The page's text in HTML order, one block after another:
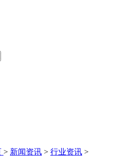
> 新闻资讯 > 行业资讯 >